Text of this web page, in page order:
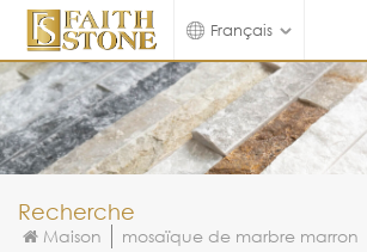
Français
Recherche
Maison mosaïque de marbre marron